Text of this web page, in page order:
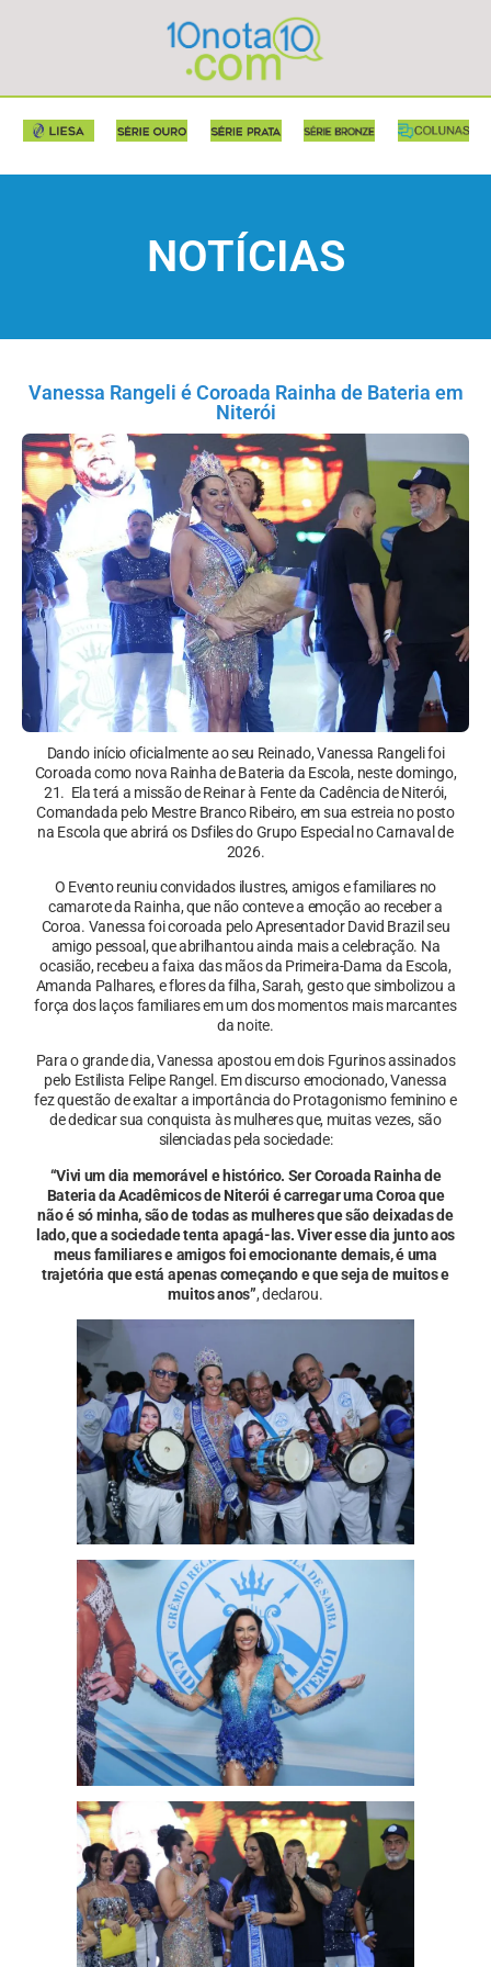
NOTÍCIAS
Vanessa Rangeli é Coroada Rainha de Bateria em
Niterói
Dando início oficialmente ao seu Reinado, Vanessa Rangeli foi
Coroada como nova Rainha de Bateria da Escola, neste domingo,
21. Ela terá a missão de Reinar à Fente da Cadência de Niterói,
Comandada pelo Mestre Branco Ribeiro, em sua estreia no posto
na Escola que abrirá os Dsfiles do Grupo Especial no Carnaval de
2026.
O Evento reuniu convidados ilustres, amigos e familiares no
camarote da Rainha, que não conteve a emoção ao receber a
Coroa. Vanessa foi coroada pelo Apresentador David Brazil seu
amigo pessoal, que abrilhantou ainda mais a celebração. Na
ocasião, recebeu a faixa das mãos da Primeira-Dama da Escola,
Amanda Palhares, e flores da filha, Sarah, gesto que simbolizou a
força dos laços familiares em um dos momentos mais marcantes
da noite.
Para o grande dia, Vanessa apostou em dois Fgurinos assinados
pelo Estilista Felipe Rangel. Em discurso emocionado, Vanessa
fez questão de exaltar a importância do Protagonismo feminino e
de dedicar sua conquista às mulheres que, muitas vezes, são
silenciadas pela sociedade:
“Vivi um dia memorável e histórico. Ser Coroada Rainha de
Bateria da Acadêmicos de Niterói é carregar uma Coroa que
não é só minha, são de todas as mulheres que são deixadas de
lado, que a sociedade tenta apagá-las. Viver esse dia junto aos
meus familiares e amigos foi emocionante demais, é uma
trajetória que está apenas começando e que seja de muitos e
muitos anos”, declarou.